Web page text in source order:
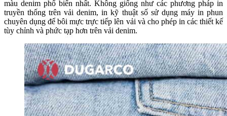
màu denim phổ biến nhất. Không giống như các phương pháp in
truyền thống trên vải denim, in kỹ thuật số sử dụng máy in phun
chuyên dụng để bôi mực trực tiếp lên vải và cho phép in các thiết kế
tùy chỉnh và phức tạp hơn trên vải denim.